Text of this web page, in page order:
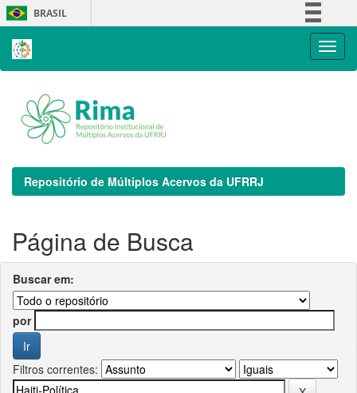
Skip
navigation
BRASIL
Repositório de Múltiplos Acervos da UFRRJ
Página de Busca
Buscar em:
por
Filtros correntes: